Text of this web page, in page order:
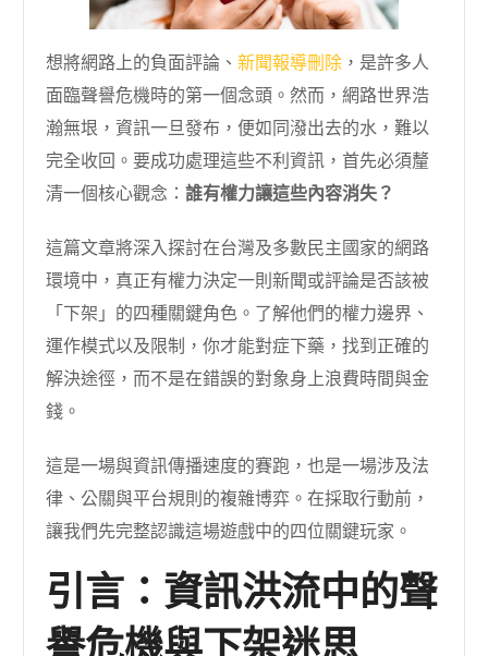
想將網路上的負面評論、新聞報導刪除 ，是許多人
面臨聲譽危機時的第一個念頭。然而，網路世界浩
瀚無垠，資訊一旦發布，便如同潑出去的水，難以
完全收回。要成功處理這些不利資訊，首先必須釐
清一個核心觀念：誰有權力讓這些內容消失？
這篇文章將深入探討在台灣及多數民主國家的網路
環境中，真正有權力決定一則新聞或評論是否該被
「下架」的四種關鍵角色。了解他們的權力邊界、
運作模式以及限制，你才能對症下藥，找到正確的
解決途徑，而不是在錯誤的對象身上浪費時間與金
錢。
這是一場與資訊傳播速度的賽跑，也是一場涉及法
律、公關與平台規則的複雜博弈。在採取行動前，
讓我們先完整認識這場遊戲中的四位關鍵玩家。
引言：資訊洪流中的聲